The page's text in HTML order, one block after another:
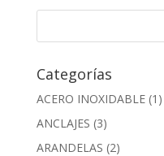
Categorías
ACERO INOXIDABLE(1)
ANCLAJES (3)
ARANDELAS (2)